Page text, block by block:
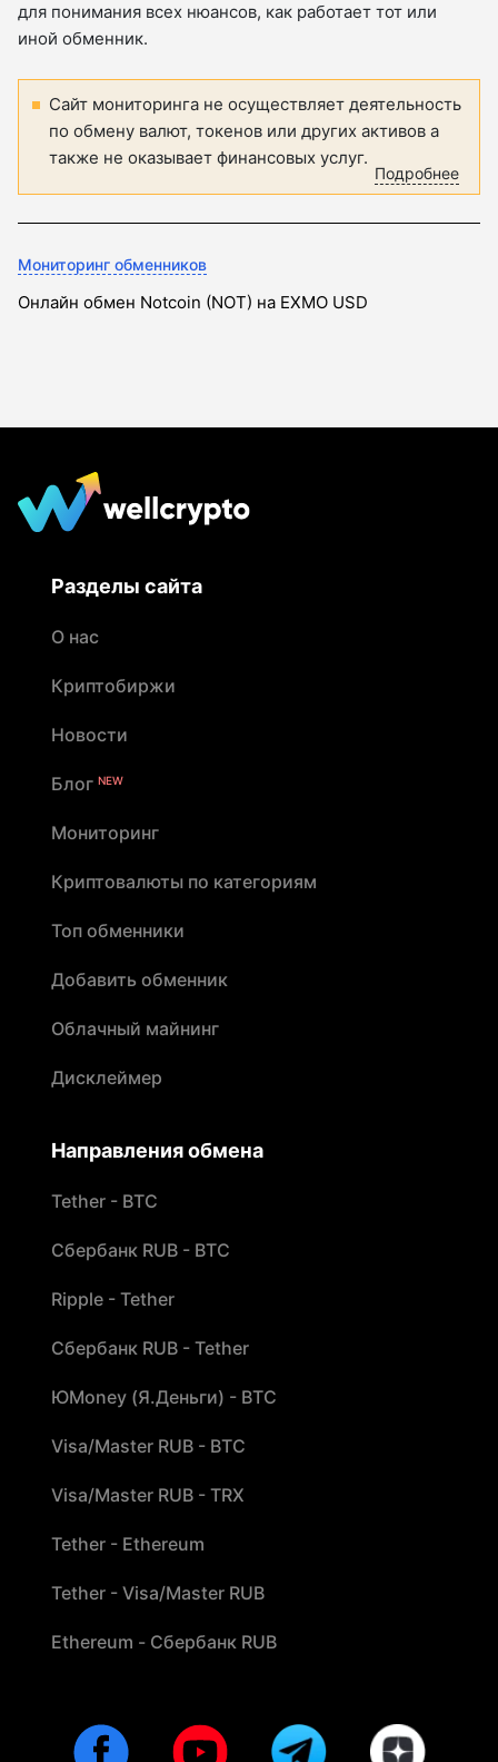
для понимания всех нюансов, как работает тот или
иной обменник.
Сайт мониторинга не осуществляет деятельность
по обмену валют, токенов или других активов а
также не оказывает финансовых услуг.
Подробнее
Мониторинг обменников
Онлайн обмен Notcoin (NOT) на EXMO USD
Разделы сайта
О нас
Криптобиржи
Новости
Блог NEW
Мониторинг
Криптовалюты по категориям
Топ обменники
Добавить обменник
Облачный майнинг
Дисклеймер
Направления обмена
Tether - BTC
Сбербанк RUB - BTC
Ripple - Tether
Сбербанк RUB - Tether
ЮMoney (Я.Деньги) - BTC
Visa/Master RUB - BTC
Visa/Master RUB - TRX
Tether - Ethereum
Tether - Visa/Master RUB
Ethereum - Сбербанк RUB